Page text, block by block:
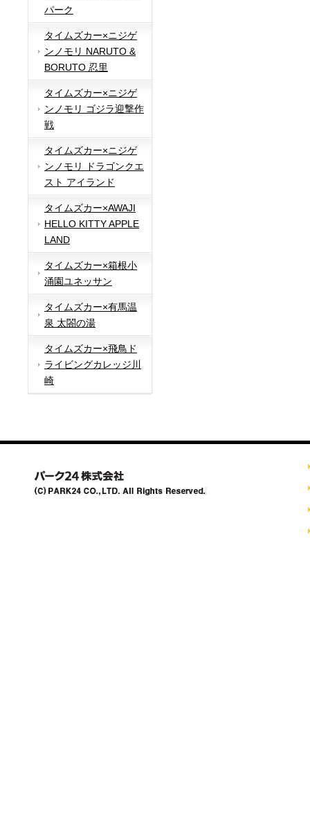
パーク
タイムズカー×ニジゲ
ンノモリ NARUTO &
BORUTO 忍里
タイムズカー×ニジゲ
ンノモリ ゴジラ迎撃作
戦
タイムズカー×ニジゲ
ンノモリ ドラゴンクエ
スト アイランド
タイムズカー×AWAJI
HELLO KITTY APPLE
LAND
タイムズカー×箱根小
涌園ユネッサン
タイムズカー×有馬温
泉 太閤の湯
タイムズカー×飛鳥ド
ライビングカレッジ川
崎